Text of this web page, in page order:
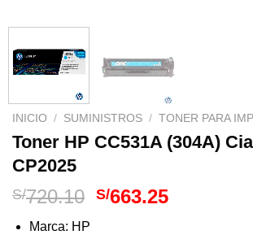
INICIO / SUMINISTROS / TONER PARA
Toner HP CC531A (304A)
CP2025
S/720.10 El
S/663.25El
Marca: HP